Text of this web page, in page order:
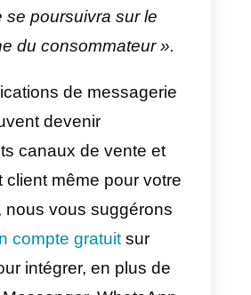
intégrer Facebook
dans les canaux de
client en quelques
En plus d’offrir une
client supérieure par
au clavardage traditionnel
trouve souvent sur le
Messenger vous